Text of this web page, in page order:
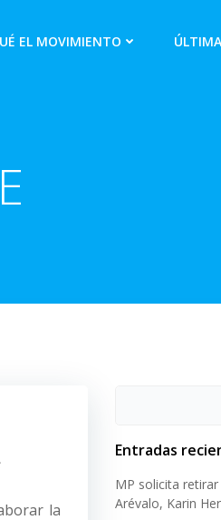
EL MOVIMIENTO
la
Entradas
MP solicita
Arévalo, Karin